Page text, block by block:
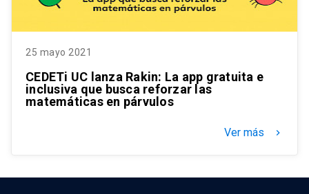
25 mayo 2021
CEDETi UC lanza Rakin: La app gratuita e
inclusiva que busca reforzar las
matemáticas en párvulos
Ver más keyboard_arrow_right